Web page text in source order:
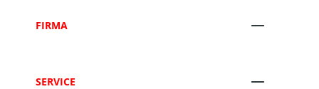
FIRMA
SERVICE